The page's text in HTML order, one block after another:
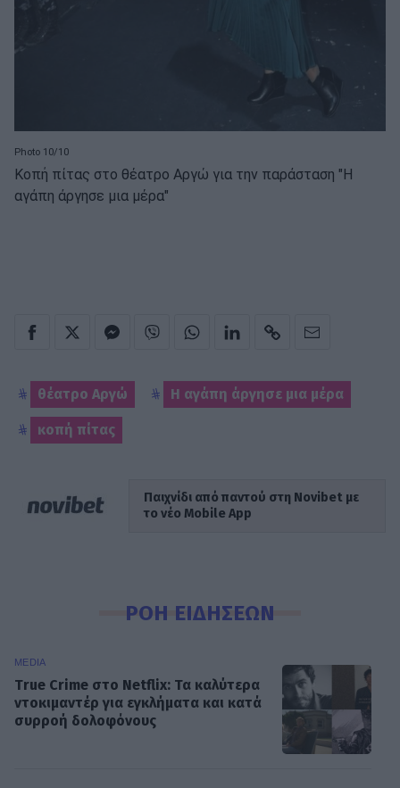
Photo 10/10
Κοπή πίτας στο θέατρο Αργώ για την παράσταση "Η
αγάπη άργησε μια μέρα"
θέατρο Αργώ Η αγάπη άργησε μια μέρα
κοπή πίτας
Παιχνίδι από παντού στη Novibet με
το νέο Mobile App
ΡΟΗ ΕΙΔΗΣΕΩΝ
MEDIA
True Crime στο Netflix: Τα καλύτερα
ντοκιμαντέρ για εγκλήματα και κατά
συρροή δολοφόνους